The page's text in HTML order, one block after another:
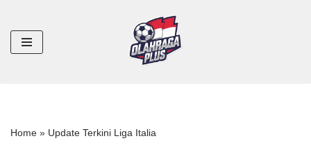
Lompat
ke
Home » Update Terkini Liga Italia